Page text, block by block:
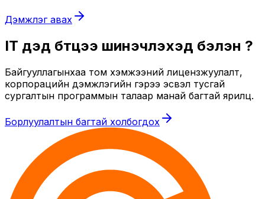
Дэмжлэг авах
IT дэд бүтцээ шинэчлэхэд бэлэн үү?
Байгууллагынхаа том хэмжээний лицензжуулалт,
корпорацийн дэмжлэгийн гэрээ эсвэл тусгай
сургалтын программын талаар манай багтай ярилц.
Борлуулалтын багтай холбогдох